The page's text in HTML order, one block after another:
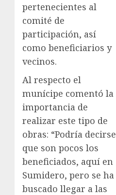
pertenecientes al
comité de
participación, así
como beneficiarios y
vecinos.
Al respecto el
munícipe comentó la
importancia de
realizar este tipo de
obras: “Podría decirse
que son pocos los
beneficiados, aquí en
Sumidero, pero se ha
buscado llegar a las